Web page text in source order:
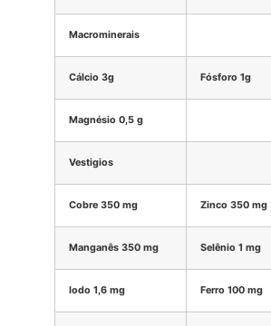
Macrominerais
Cálcio 3g Fósforo 1g
Magnésio 0,5 g
Vestigios
Cobre 350 mg Zinco 350 mg
Manganês 350 mg Selênio 1 mg
Iodo 1,6 mg Ferro 100 mg